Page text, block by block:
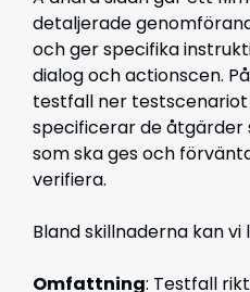
detaljerade
och ger specifika
dialog och actionscen.
testfall ner
specificerar de åtgärder
som ska ges och
verifiera.
Bland skillnaderna kan vi
Omfattning: Testfall